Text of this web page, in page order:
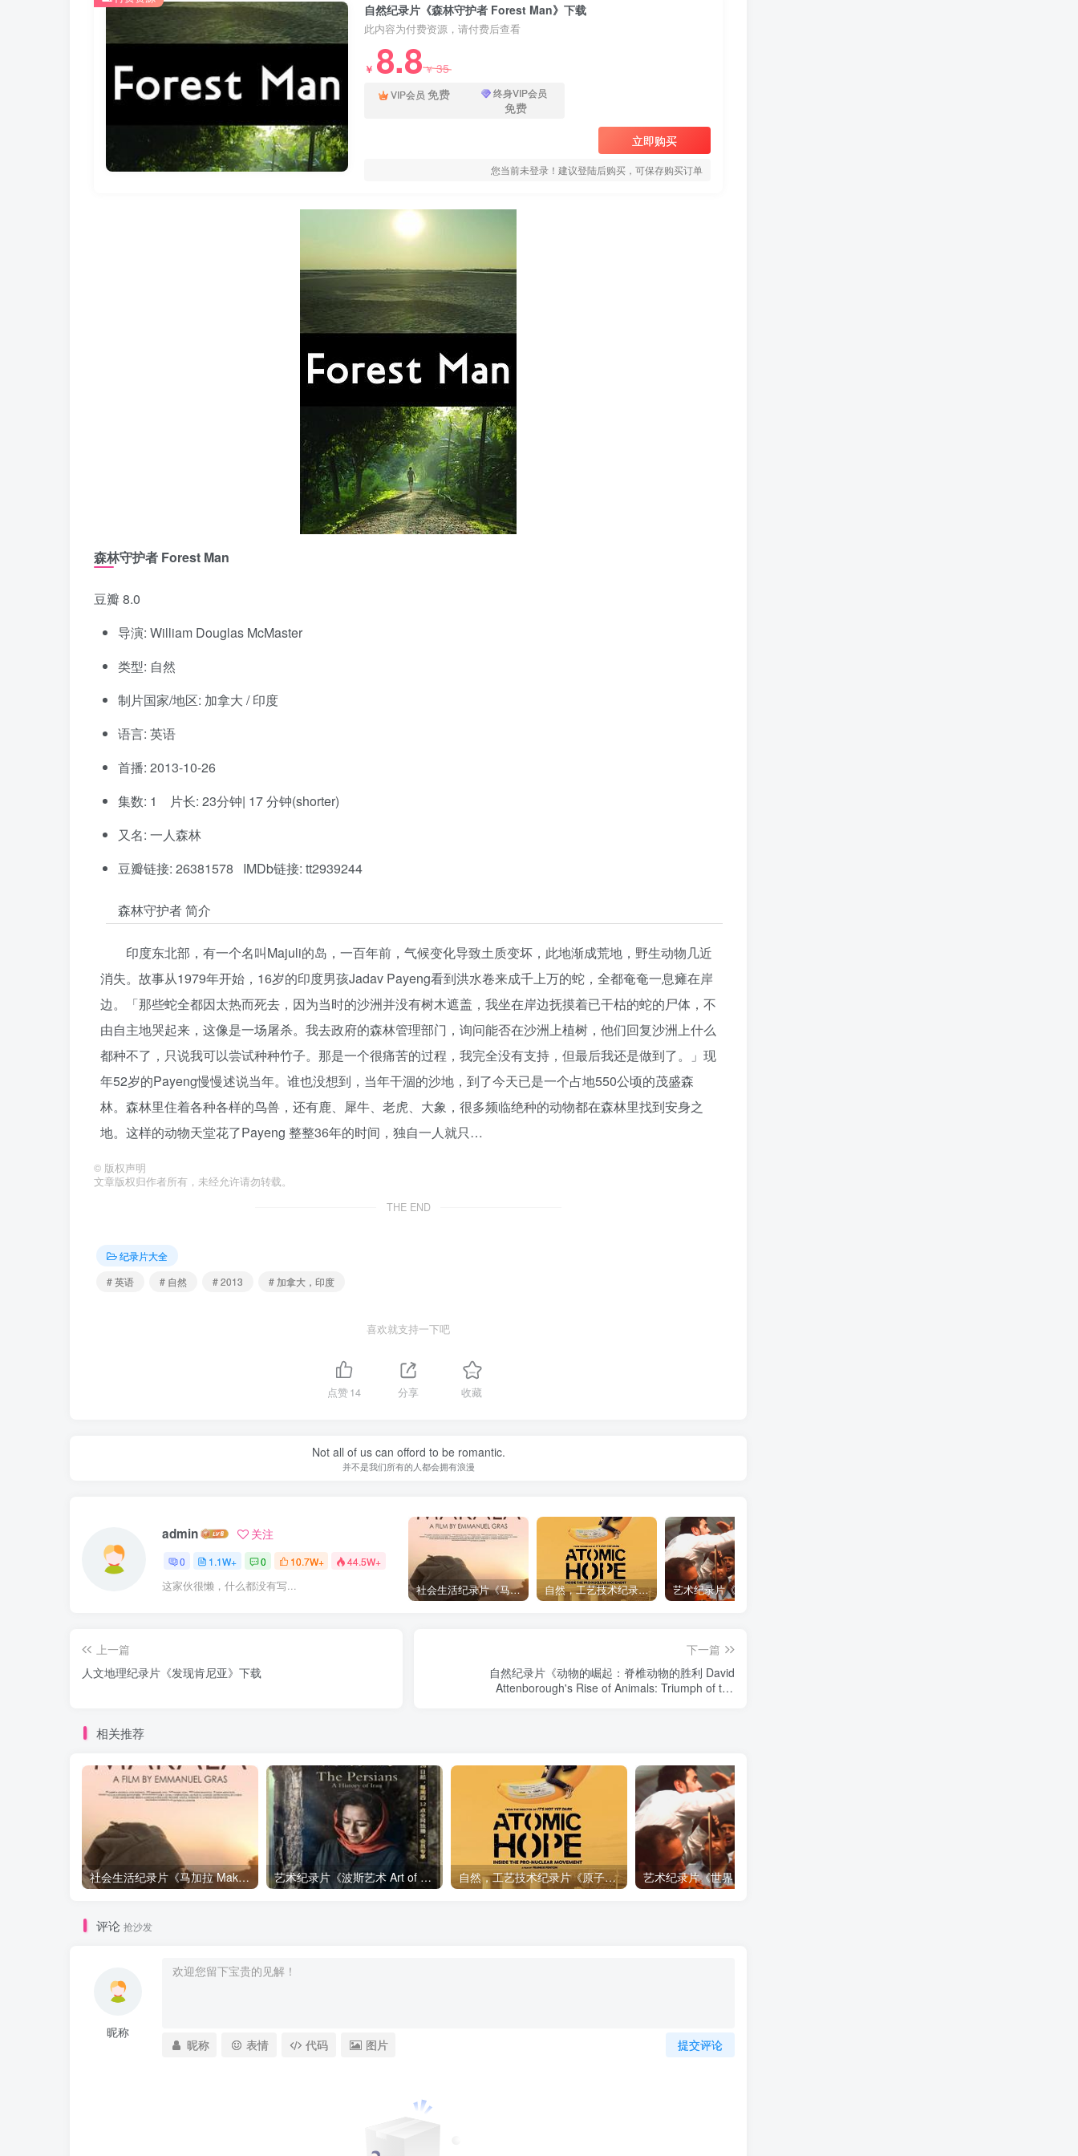
自然纪录片《森林守护者 Forest Man》下载
此内容为付费资源，请付费后查看
￥ 8.8￥35
VIP会员 免费 终身VIP会员
免费
立即购买
您当前未登录！建议登陆后购买，可保存购买订单
森林守护者 Forest Man
豆瓣 8.0
导演: William Douglas McMaster
类型: 自然
制片国家/地区: 加拿大 / 印度
语言: 英语
首播: 2013-10-26
集数: 1 片长: 23分钟| 17 分钟(shorter)
又名: 一人森林
豆瓣链接: 26381578 IMDb链接: tt2939244
森林守护者 简介
印度东北部，有一个名叫Majuli的岛，一百年前，气候变化导致土质变坏，此地渐成荒地，野生动物几近
消失。故事从1979年开始，16岁的印度男孩Jadav Payeng看到洪水卷来成千上万的蛇，全都奄奄一息瘫在岸
边。「那些蛇全都因太热而死去，因为当时的沙洲并没有树木遮盖，我坐在岸边抚摸着已干枯的蛇的尸体，不
由自主地哭起来，这像是一场屠杀。我去政府的森林管理部门，询问能否在沙洲上植树，他们回复沙洲上什么
都种不了，只说我可以尝试种种竹子。那是一个很痛苦的过程，我完全没有支持，但最后我还是做到了。」现
年52岁的Payeng慢慢述说当年。谁也没想到，当年干涸的沙地，到了今天已是一个占地550公顷的茂盛森
林。森林里住着各种各样的鸟兽，还有鹿、犀牛、老虎、大象，很多频临绝种的动物都在森林里找到安身之
地。这样的动物天堂花了Payeng 整整36年的时间，独自一人就只…
© 版权声明
文章版权归作者所有，未经允许请勿转载。
THE END
纪录片大全
# 英语
# 自然 # 2013 # 加拿大，印度
喜欢就支持一下吧
点赞14 分享 收藏
Not all of us can offord to be romantic.
并不是我们所有的人都会拥有浪漫
admin 关注
0 1.1W+ 0 10.7W+ 44.5W+
这家伙很懒，什么都没有写... 社会生活纪录片《马加拉 Makala》下载 自然，工艺技术纪录片《原子能的希望 Atomic Hope – Inside the Pro-Nuclear Movement》下载
上一篇
人文地理纪录片《发现肯尼亚》下载
下一篇
自然纪录片《动物的崛起：脊椎动物的胜利 David
Attenborough's Rise of Animals: Triumph of the
相关推荐
社会生活纪录片《马加拉 Makala》下载 艺术纪录片《波斯艺术 Art of Persia》下载 自然，工艺技术纪录片《原子能的希望 Atomic Hope – Inside the Pro-Nuclear Movement》下载
评论 抢沙发
昵称
提交评论
昵称 表情 代码 图片